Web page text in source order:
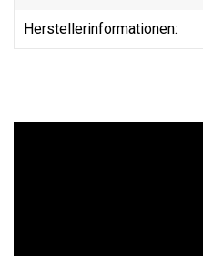
Herstellerinformationen: